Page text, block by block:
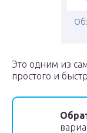
Это одним из
простого и